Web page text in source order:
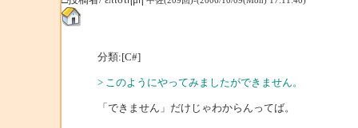
分類:[C#]
> このようにやってみましたができません。
「できません」だけじゃわからんってば。